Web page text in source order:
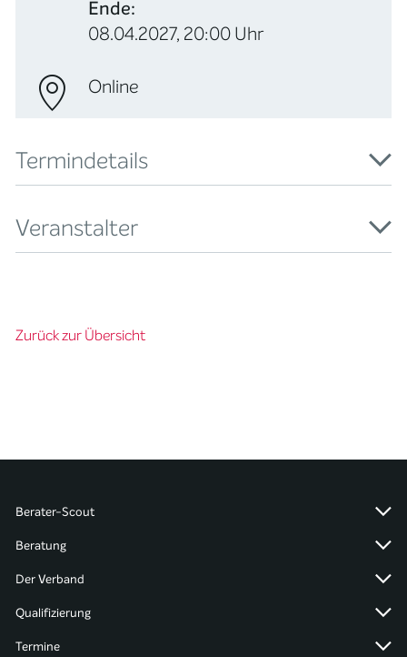
Ende:
08.04.2027, 20:00 Uhr
Online
Termindetails
Veranstalter
Zurück zur Übersicht
Berater-Scout
Beratung
Der Verband
Qualifizierung
Termine